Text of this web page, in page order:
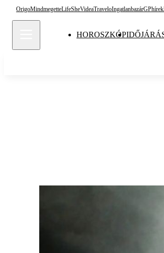
OrigoMindmegetteLifeSheVideaTraveloIngatlanbazárGPhírek
HOROSZKÓP